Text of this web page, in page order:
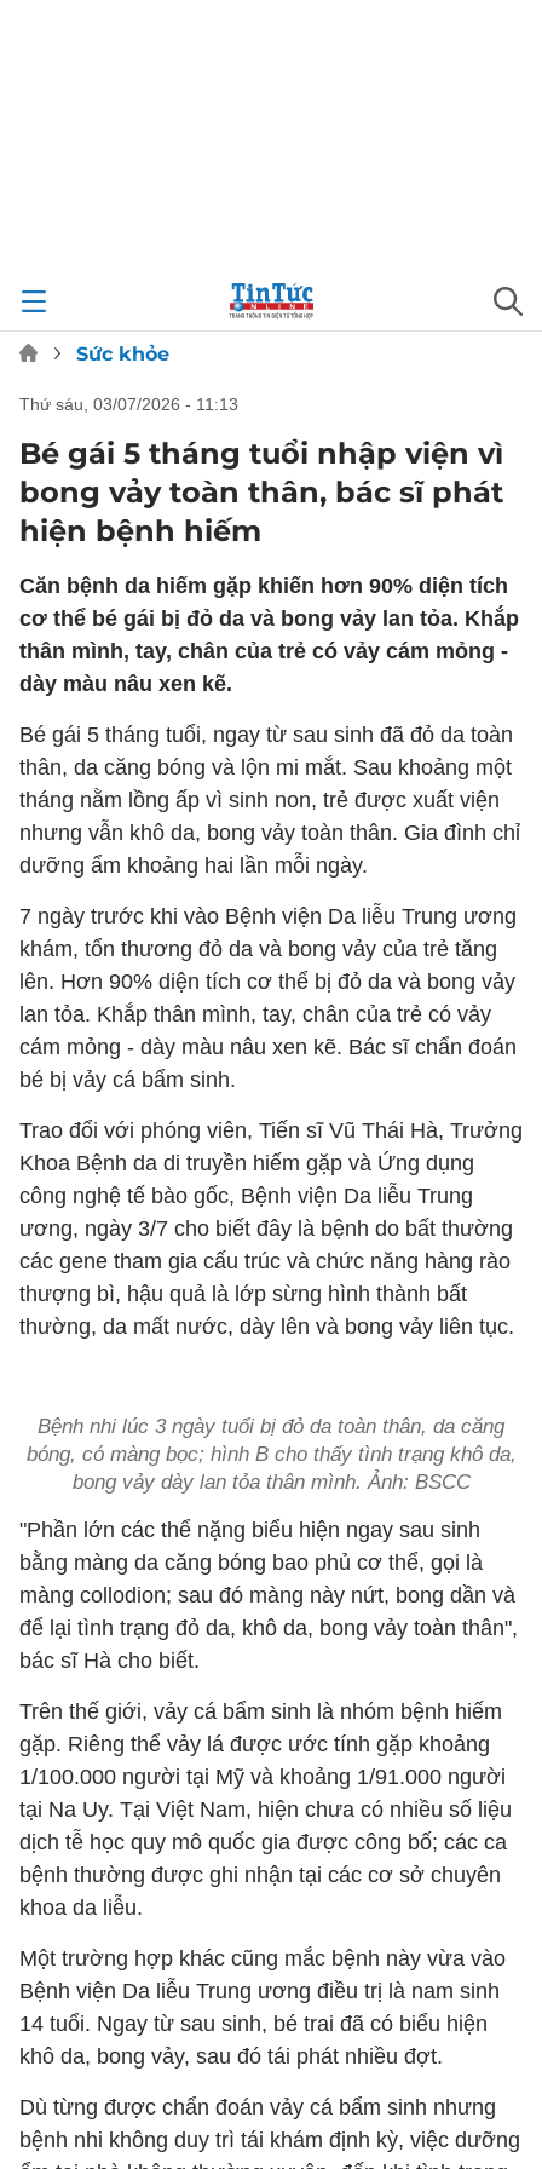
Sức khỏe
thứ sáu, 03/07/2026 - 11:13
Bé gái 5 tháng tuổi nhập viện vì
bong vảy toàn thân, bác sĩ phát
hiện bệnh hiếm
Căn bệnh da hiếm gặp khiến hơn 90% diện tích
cơ thể bé gái bị đỏ da và bong vảy lan tỏa. Khắp
thân mình, tay, chân của trẻ có vảy cám mỏng -
dày màu nâu xen kẽ.
Bé gái 5 tháng tuổi, ngay từ sau sinh đã đỏ da toàn
thân, da căng bóng và lộn mi mắt. Sau khoảng một
tháng nằm lồng ấp vì sinh non, trẻ được xuất viện
nhưng vẫn khô da, bong vảy toàn thân. Gia đình chỉ
dưỡng ẩm khoảng hai lần mỗi ngày.
7 ngày trước khi vào Bệnh viện Da liễu Trung ương
khám, tổn thương đỏ da và bong vảy của trẻ tăng
lên. Hơn 90% diện tích cơ thể bị đỏ da và bong vảy
lan tỏa. Khắp thân mình, tay, chân của trẻ có vảy
cám mỏng - dày màu nâu xen kẽ. Bác sĩ chẩn đoán
bé bị vảy cá bẩm sinh.
Trao đổi với phóng viên, Tiến sĩ Vũ Thái Hà, Trưởng
Khoa Bệnh da di truyền hiếm gặp và Ứng dụng
công nghệ tế bào gốc, Bệnh viện Da liễu Trung
ương, ngày 3/7 cho biết đây là bệnh do bất thường
các gene tham gia cấu trúc và chức năng hàng rào
thượng bì, hậu quả là lớp sừng hình thành bất
thường, da mất nước, dày lên và bong vảy liên tục.
Bệnh nhi lúc 3 ngày tuổi bị đỏ da toàn thân, da căng
bóng, có màng bọc; hình B cho thấy tình trạng khô da,
bong vảy dày lan tỏa thân mình. Ảnh: BSCC
"Phần lớn các thể nặng biểu hiện ngay sau sinh
bằng màng da căng bóng bao phủ cơ thể, gọi là
màng collodion; sau đó màng này nứt, bong dần và
để lại tình trạng đỏ da, khô da, bong vảy toàn thân",
bác sĩ Hà cho biết.
Trên thế giới, vảy cá bẩm sinh là nhóm bệnh hiếm
gặp. Riêng thể vảy lá được ước tính gặp khoảng
1/100.000 người tại Mỹ và khoảng 1/91.000 người
tại Na Uy. Tại Việt Nam, hiện chưa có nhiều số liệu
dịch tễ học quy mô quốc gia được công bố; các ca
bệnh thường được ghi nhận tại các cơ sở chuyên
khoa da liễu.
Một trường hợp khác cũng mắc bệnh này vừa vào
Bệnh viện Da liễu Trung ương điều trị là nam sinh
14 tuổi. Ngay từ sau sinh, bé trai đã có biểu hiện
khô da, bong vảy, sau đó tái phát nhiều đợt.
Dù từng được chẩn đoán vảy cá bẩm sinh nhưng
bệnh nhi không duy trì tái khám định kỳ, việc dưỡng